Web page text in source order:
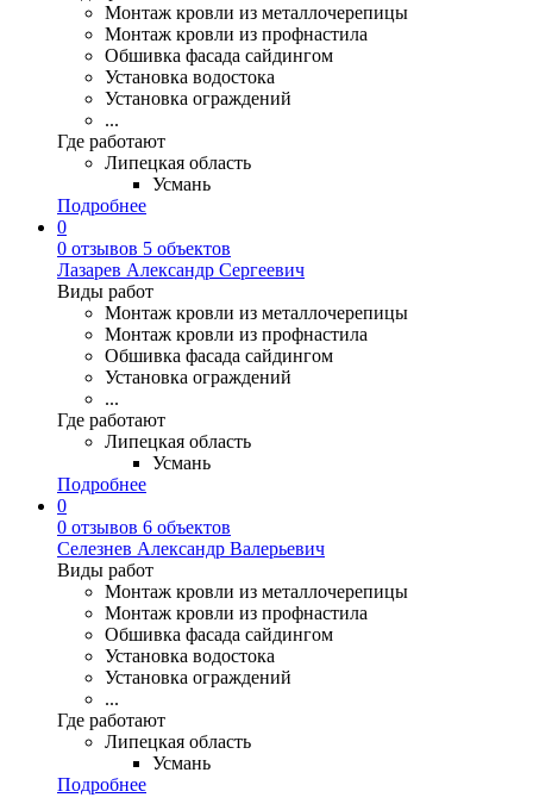
Монтаж кровли из металлочерепицы
Монтаж кровли из профнастила
Обшивка фасада сайдингом
Установка водостока
Установка ограждений
...
Где работают
Липецкая область
Усмань
Подробнее
0
0 отзывов 5 объектов
Лазарев Александр Сергеевич
Виды работ
Монтаж кровли из металлочерепицы
Монтаж кровли из профнастила
Обшивка фасада сайдингом
Установка ограждений
...
Где работают
Липецкая область
Усмань
Подробнее
0
0 отзывов 6 объектов
Селезнев Александр Валерьевич
Виды работ
Монтаж кровли из металлочерепицы
Монтаж кровли из профнастила
Обшивка фасада сайдингом
Установка водостока
Установка ограждений
...
Где работают
Липецкая область
Усмань
Подробнее